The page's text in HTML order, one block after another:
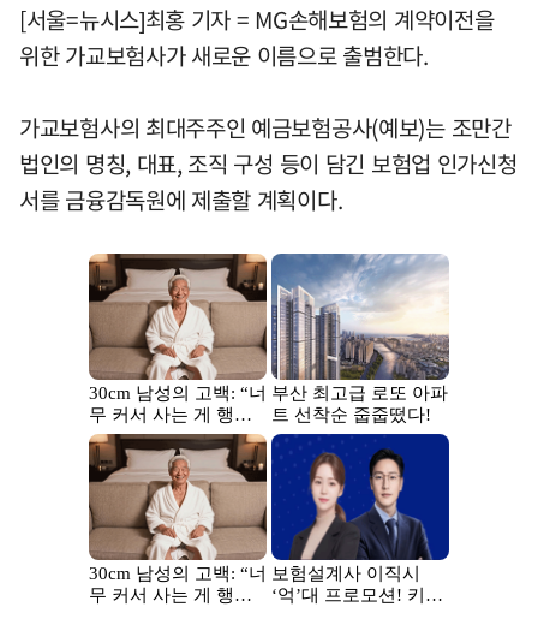
[서울=뉴시스]최홍 기자 = MG손해보험의 계약이전을
위한 가교보험사가 새로운 이름으로 출범한다.
가교보험사의 최대주주인 예금보험공사(예보)는 조만간
법인의 명칭, 대표, 조직 구성 등이 담긴 보험업 인가신청
서를 금융감독원에 제출할 계획이다.